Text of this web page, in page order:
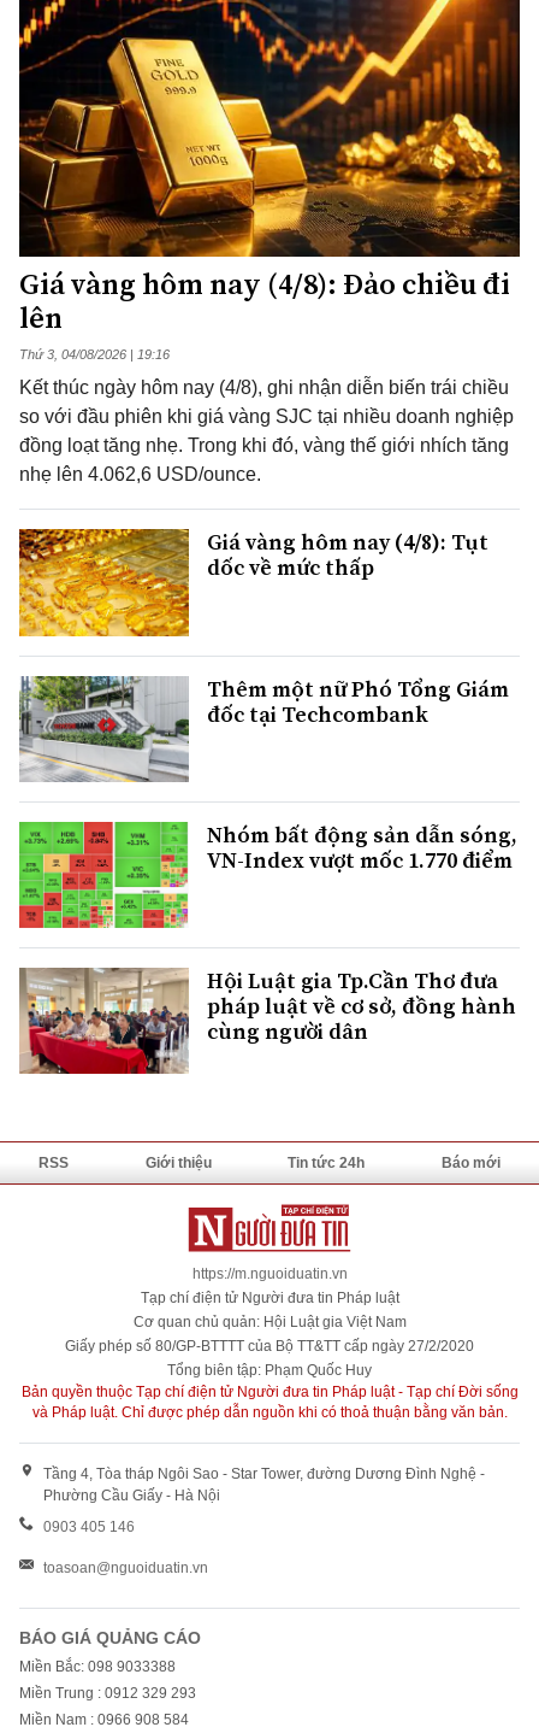
Giá vàng hôm nay (4/8): Đảo chiều đi
lên
Thứ 3, 04/08/2026 | 19:16
Kết thúc ngày hôm nay (4/8), ghi nhận diễn biến trái chiều
so với đầu phiên khi giá vàng SJC tại nhiều doanh nghiệp
đồng loạt tăng nhẹ. Trong khi đó, vàng thế giới nhích tăng
nhẹ lên 4.062,6 USD/ounce.
Giá vàng hôm nay (4/8): Tụt
dốc về mức thấp
Thêm một nữ Phó Tổng Giám
đốc tại Techcombank
Nhóm bất động sản dẫn sóng,
VN-Index vượt mốc 1.770 điểm
Hội Luật gia Tp.Cần Thơ đưa
pháp luật về cơ sở, đồng hành
cùng người dân
RSS Giới thiệu Tin tức 24h Báo mới
https://m.nguoiduatin.vn
Tạp chí điện tử Người đưa tin Pháp luật
Cơ quan chủ quản: Hội Luật gia Việt Nam
Giấy phép số 80/GP-BTTTT của Bộ TT&TT cấp ngày 27/2/2020
Tổng biên tập: Phạm Quốc Huy
Bản quyền thuộc Tạp chí điện tử Người đưa tin Pháp luật - Tạp chí Đời sống
và Pháp luật. Chỉ được phép dẫn nguồn khi có thoả thuận bằng văn bản.
Tầng 4, Tòa tháp Ngôi Sao - Star Tower, đường Dương Đình Nghệ -
Phường Cầu Giấy - Hà Nội
0903 405 146
toasoan@nguoiduatin.vn
BÁO GIÁ QUẢNG CÁO
Miền Bắc: 098 9033388
Miền Trung : 0912 329 293
Miền Nam : 0966 908 584